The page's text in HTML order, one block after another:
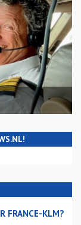
FRANCE-KLM?